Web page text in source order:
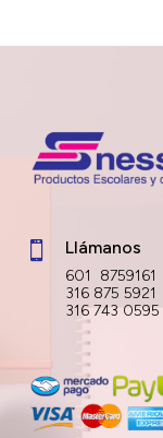
 Llámanos
601 8759161
316 875 5921
316 743 0595